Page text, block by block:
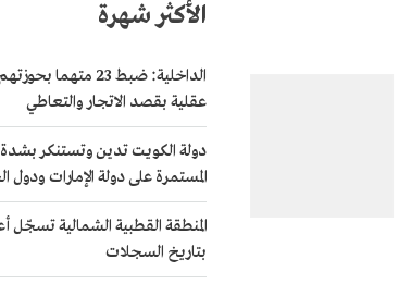
الأكثر شهرة
الداخلية: ضبط 23
عقلية بقصد الاتجار والتعاطي
دولة الكويت تدين وتستنكر بشدة
المستمرة على دولة الإمارات ودول
المنطقة القطبية الشمالية
بتاريخ السجلات